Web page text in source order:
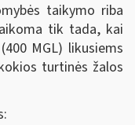
taikymo riba
tik tada, kai
MGL) likusiems
turtinės žalos